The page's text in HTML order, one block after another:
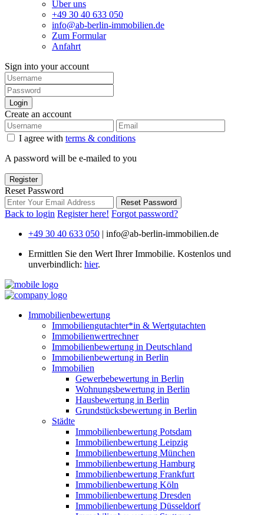
Über uns
+49 30 40 633 050
info@ab-berlin-immobilien.de
Zum Formular
Anfahrt
Sign into your account
Login
Create an account
I agree with terms & conditions
A password will be e-mailed to you
Register
Reset Password
Reset Password
Back to login Register here! Forgot password?
+49 30 40 633 050 | info@ab-berlin-immobilien.de
Ermittlen Sie den Wert Ihrer Immobilie. Kostenlos und
unverbindlich: hier.
Immobilienbewertung
Immobiliengutachter*in & Wertgutachten
Immobilienwertrechner
Immobilienbewertung in Deutschland
Immobilienbewertung in Berlin
Immobilien
Gewerbebewertung in Berlin
Wohnungsbewertung in Berlin
Hausbewertung in Berlin
Grundstücksbewertung in Berlin
Städte
Immobilienbewertung Potsdam
Immobilienbewertung Leipzig
Immobilienbewertung München
Immobilienbewertung Hamburg
Immobilienbewertung Frankfurt
Immobilienbewertung Köln
Immobilienbewertung Dresden
Immobilienbewertung Düsseldorf